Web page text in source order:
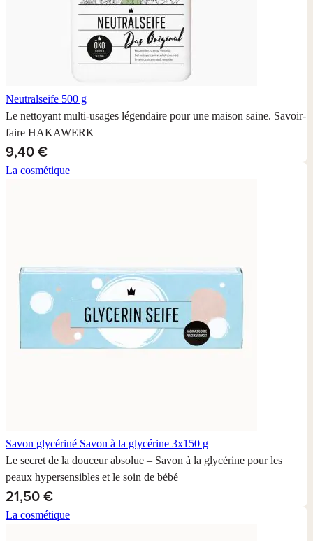
Neutralseife 500 g
Le nettoyant multi-usages légendaire pour une maison saine. Savoir-
faire HAKAWERK
9,40 €
La cosmétique
Savon glycériné Savon à la glycérine 3x150 g
Le secret de la douceur absolue – Savon à la glycérine pour les
peaux hypersensibles et le soin de bébé
21,50 €
La cosmétique